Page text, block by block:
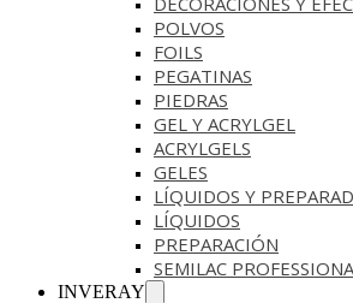
POLVOS
FOILS
PEGATINAS
PIEDRAS
GEL Y ACRYLGEL
ACRYLGELS
GELES
LÍQUIDOS Y
LÍQUIDOS
PREPARACIÓN
SEMILAC
INVERAY